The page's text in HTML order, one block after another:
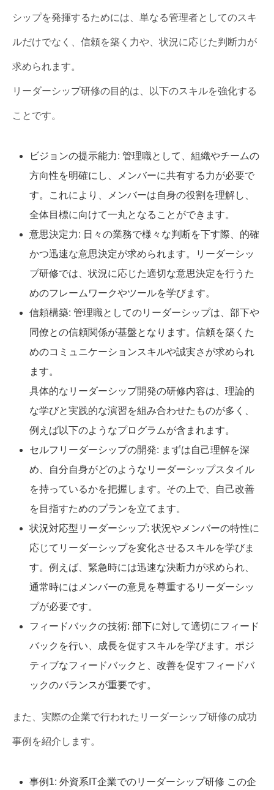
シップを発揮するためには、単なる管理者としてのスキ
ルだけでなく、信頼を築く力や、状況に応じた判断力が
求められます。
リーダーシップ研修の目的は、以下のスキルを強化する
ことです。
ビジョンの提示能力: 管理職として、組織やチームの
方向性を明確にし、メンバーに共有する力が必要で
す。これにより、メンバーは自身の役割を理解し、
全体目標に向けて一丸となることができます。
意思決定力: 日々の業務で様々な判断を下す際、的確
かつ迅速な意思決定が求められます。リーダーシッ
プ研修では、状況に応じた適切な意思決定を行うた
めのフレームワークやツールを学びます。
信頼構築: 管理職としてのリーダーシップは、部下や
同僚との信頼関係が基盤となります。信頼を築くた
めのコミュニケーションスキルや誠実さが求められ
ます。
具体的なリーダーシップ開発の研修内容は、理論的
な学びと実践的な演習を組み合わせたものが多く、
例えば以下のようなプログラムが含まれます。
セルフリーダーシップの開発: まずは自己理解を深
め、自分自身がどのようなリーダーシップスタイル
を持っているかを把握します。その上で、自己改善
を目指すためのプランを立てます。
状況対応型リーダーシップ: 状況やメンバーの特性に
応じてリーダーシップを変化させるスキルを学びま
す。例えば、緊急時には迅速な決断力が求められ、
通常時にはメンバーの意見を尊重するリーダーシッ
プが必要です。
フィードバックの技術: 部下に対して適切にフィード
バックを行い、成長を促すスキルを学びます。ポジ
ティブなフィードバックと、改善を促すフィードバ
ックのバランスが重要です。
また、実際の企業で行われたリーダーシップ研修の成功
事例を紹介します。
事例1: 外資系IT企業でのリーダーシップ研修 この企